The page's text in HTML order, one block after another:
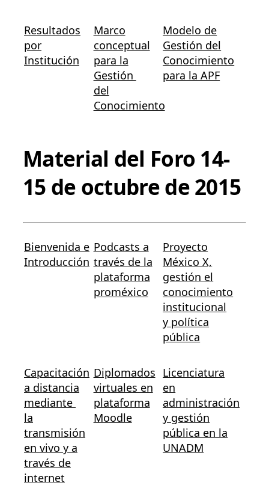
Resultados
por
Institución
Marco
conceptual
para la
Gestión
del
Conocimiento
Modelo de
Gestión del
Conocimiento
para la APF
Material del Foro 14-
15 de octubre de 2015
Bienvenida e
Introducción
Podcasts a
través de la
plataforma
proméxico
Proyecto
México X,
gestión el
conocimiento
institucional
y política
pública
Capacitación
a distancia
mediante
la
transmisión
en vivo y a
través de
internet
Diplomados
virtuales en
plataforma
Moodle
Licenciatura
en
administración
y gestión
pública en la
UNADM